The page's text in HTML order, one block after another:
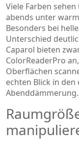
Viele Farben
abends unter
Besonders bei
Unterschied
Caparol bieten
ColorReaderPro
Oberflächen
echten Blick in den
Abenddämmerung.